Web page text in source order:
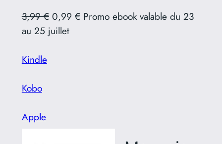
3,99 €0,99 € Promo ebook valable du 23
au 25 juillet
Kindle
Kobo
Apple